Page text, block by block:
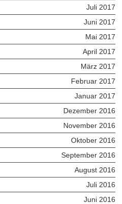
Juli 2017
Juni 2017
Mai 2017
April 2017
März 2017
Februar 2017
Januar 2017
Dezember 2016
November 2016
Oktober 2016
September 2016
August 2016
Juli 2016
Juni 2016